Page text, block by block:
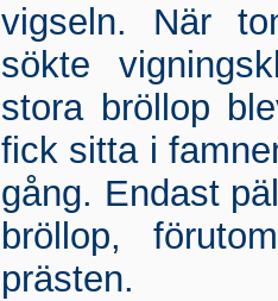
vigseln. När
sökte
stora bröllop
fick sitta i
gång. Endast
bröllop,
prästen.